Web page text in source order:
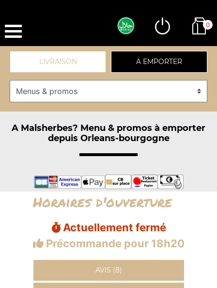
0
LIVRAISON A EMPORTER
A Malsherbes? Menu & promos à emporter
depuis Orleans-bourgogne
Horaires d'ouverture
Actuellement fermé
Précommande pour 18h20
AVIS (8)